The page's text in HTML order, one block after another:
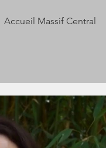
Accueil Massif Central